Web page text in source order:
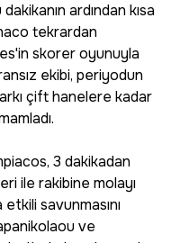
ardından kısa
tekrardan
skorer oyunuyla
ekibi, periyodun
çift hanelere kadar
3 dakikadan
ile rakibine molayı
etkili savunmasını
ve